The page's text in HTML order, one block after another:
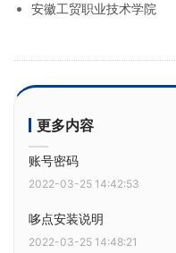
安徽工贸职业技术学院
更多内容
账号密码
2022-03-25 14:42:53
哆点安装说明
2022-03-25 14:48:21